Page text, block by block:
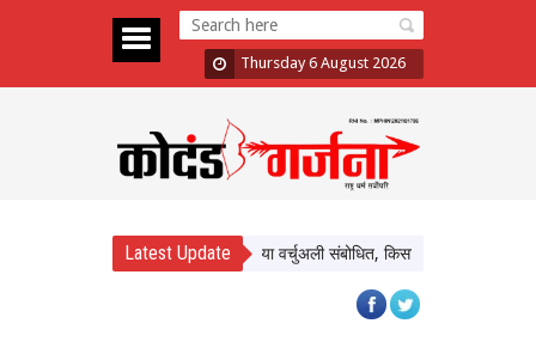
Thursday 6 August 2026
Latest Update
के बलराम कृषि महोत्सव को किया वर्चुअली संबोधित, किसानों से प्राकृतिक खेती